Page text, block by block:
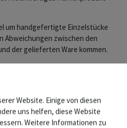
um handgefertigte Einzelstücke
Abweichungen zwischen den
der gelieferten Ware kommen.
Klingenlänge 20 cm,
105 g)
Website. Einige von diesen
uns helfen, diese Website
Weitere Informationen zu